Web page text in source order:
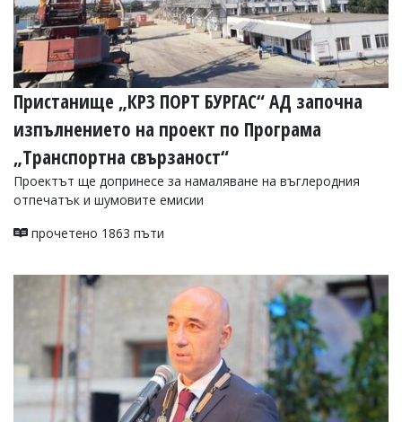
Пристанище „КРЗ ПОРТ БУРГАС“ АД започна
изпълнението на проект по Програма
„Транспортна свързаност“
Проектът ще допринесе за намаляване на въглеродния
отпечатък и шумовите емисии
прочетено 1863 пъти